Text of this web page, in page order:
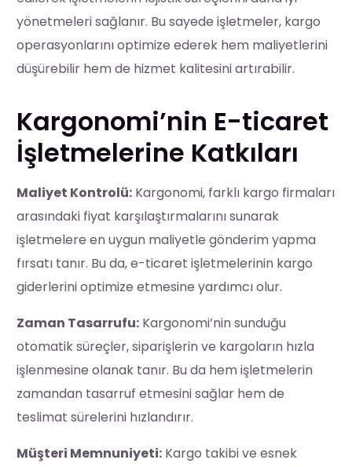
yönetmeleri sağlanır. Bu sayede işletmeler, kargo
operasyonlarını optimize ederek hem maliyetlerini
düşürebilir hem de hizmet kalitesini artırabilir.
Kargonomi’nin E-ticaret
İşletmelerine Katkıları
Maliyet Kontrolü: Kargonomi, farklı kargo firmaları
arasındaki fiyat karşılaştırmalarını sunarak
işletmelere en uygun maliyetle gönderim yapma
fırsatı tanır. Bu da, e-ticaret işletmelerinin kargo
giderlerini optimize etmesine yardımcı olur.
Zaman Tasarrufu: Kargonomi’nin sunduğu
otomatik süreçler, siparişlerin ve kargoların hızla
işlenmesine olanak tanır. Bu da hem işletmelerin
zamandan tasarruf etmesini sağlar hem de
teslimat sürelerini hızlandırır.
Müşteri Memnuniyeti: Kargo takibi ve esnek